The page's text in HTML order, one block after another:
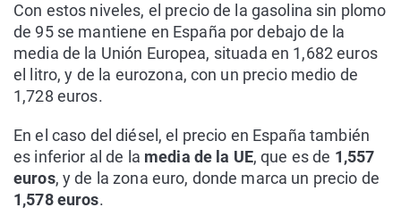
Con estos niveles, el precio de la gasolina sin plomo
de 95 se mantiene en España por debajo de la
media de la Unión Europea, situada en 1,682 euros
el litro, y de la eurozona, con un precio medio de
1,728 euros.
En el caso del diésel, el precio en España también
es inferior al de la media de la UE, que es de 1,557
euros, y de la zona euro, donde marca un precio de
1,578 euros.